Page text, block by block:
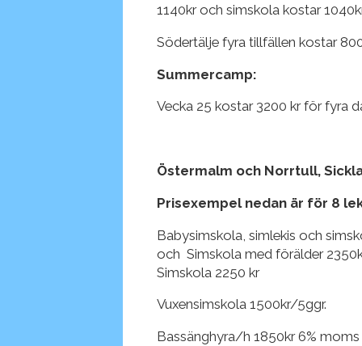
1140kr och simskola kostar
Södertälje fyra tillfällen kostar
Summercamp:
Vecka 25 kostar 3200 kr för fyra
Östermalm och Norrtull,
Prisexempel nedan är för 8
Babysimskola, simlekis och
och Simskola med förälder
Simskola 2250 kr
Vuxensimskola 1500kr/5ggr.
Bassänghyra/h 1850kr 6%